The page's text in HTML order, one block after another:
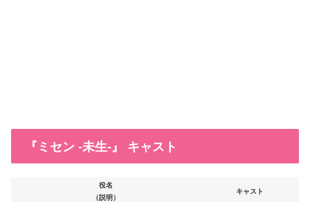
『ミセン -未生-』 キャスト
役名
（説明）
キャスト